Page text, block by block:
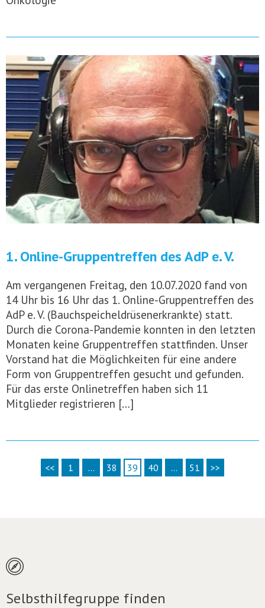
1. Online-Gruppentreffen des AdP e. V.
Am vergangenen Freitag, den 10.07.2020 fand von
14 Uhr bis 16 Uhr das 1. Online-Gruppentreffen des
AdP e. V. (Bauchspeicheldrüsenerkrankte) statt.
Durch die Corona-Pandemie konnten in den letzten
Monaten keine Gruppentreffen stattfinden. Unser
Vorstand hat die Möglichkeiten für eine andere
Form von Gruppentreffen gesucht und gefunden.
Für das erste Onlinetreffen haben sich 11
Mitglieder registrieren […]
Seitennummerierung
<< 1 … 38 39 40 … 51 >>
Selbsthilfegruppe finden